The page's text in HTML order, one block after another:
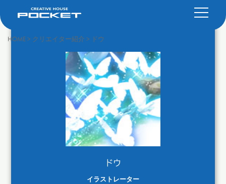
HOME> クリエイター紹介 > ドウ
ドウ
イラストレーター